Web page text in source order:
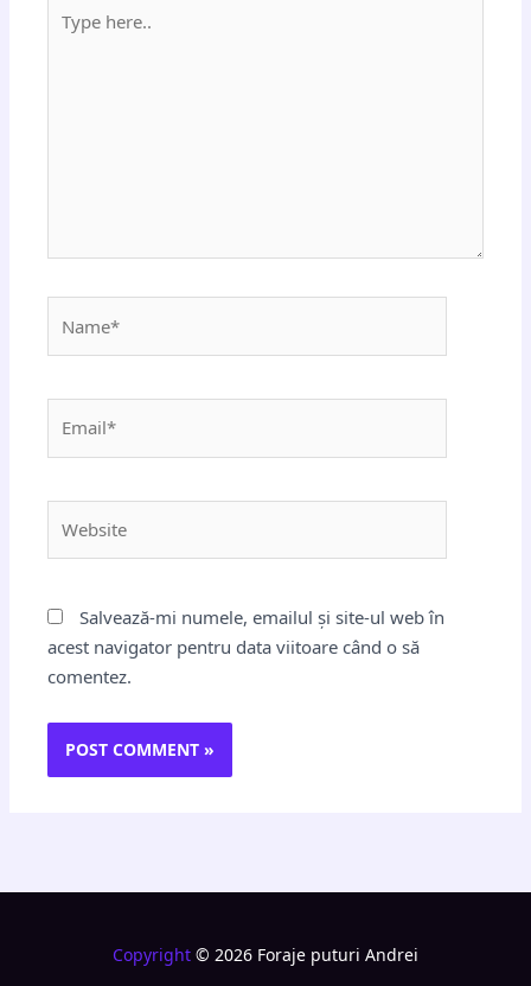
here..
Salvează-mi numele, emailul și site-ul web în
acest navigator pentru data viitoare când o să
comentez.
Copyright © 2026 Foraje puturi Andrei